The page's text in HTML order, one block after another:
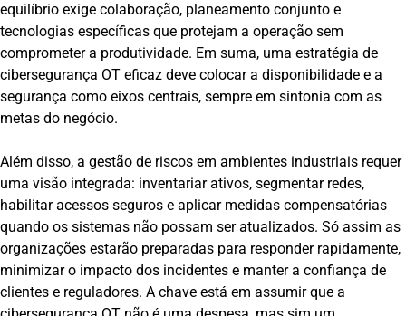
equilíbrio exige colaboração, planeamento conjunto e
tecnologias específicas que protejam a operação sem
comprometer a produtividade. Em suma, uma estratégia de
cibersegurança OT eficaz deve colocar a disponibilidade e a
segurança como eixos centrais, sempre em sintonia com as
metas do negócio.
Além disso, a gestão de riscos em ambientes industriais requer
uma visão integrada: inventariar ativos, segmentar redes,
habilitar acessos seguros e aplicar medidas compensatórias
quando os sistemas não possam ser atualizados. Só assim as
organizações estarão preparadas para responder rapidamente,
minimizar o impacto dos incidentes e manter a confiança de
clientes e reguladores. A chave está em assumir que a